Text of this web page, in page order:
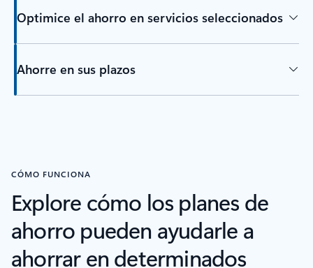
Optimice el ahorro en servicios seleccionados
Ahorre en sus plazos
CÓMO FUNCIONA
Explore cómo los planes de
ahorro pueden ayudarle a
ahorrar en determinados